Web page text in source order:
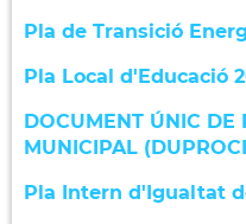
Pla de Transició
Pla Local d'Educació
DOCUMENT ÚNIC DE
MUNICIPAL
Pla Intern d'Igualtat